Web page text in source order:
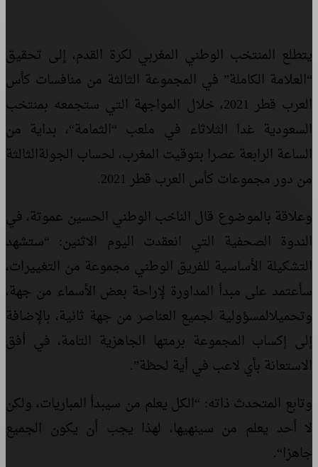
يتطلع المنتخب الوطني المغربي لكرة القدم، إلى تحقيق
“العلامة الكاملة” في المجموعة الثالثة من منافسات كأس
العرب قطر ، خلال المواجهة التي ستجمعه بمنتخب
السعودية غدا الثلاثاء في ملعب “الثمامة“، بداية من
الساعة الرابعة عصرا بتوقيت المغرب، لحساب الجولةالثالثة
من دور مجموعات كأس العرب قطر
وعلاقة بالموضوع قال الناخب الوطني الحسين عموتة، في
الندوة الصحفية التي انعقدت اليوم الاثنين: “ستشهد
التشكيلة الأساسية للفريق الوطني مجموعة من التغييرات،
سأعتمد على مبدأ المداورة لإراحة بعض الأسماء من جهة،
وتحميلالمسؤولية لجميع العناصر من جهة ثانية، بالإضافة
إلى إكساب المجموعة برمتها الجاهزية التامة، في أفق
الاستعانة بأي لاعب في أية لحظة”.
وتابع المتحدث ذاته: “الكل يعلم من سيبدأ المباريات، ولكن
لا أحد يعلم من سينهيها، لهذا يجب أن يكون الجميع
جاهزا“.